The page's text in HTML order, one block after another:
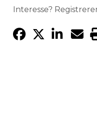
Interesse?